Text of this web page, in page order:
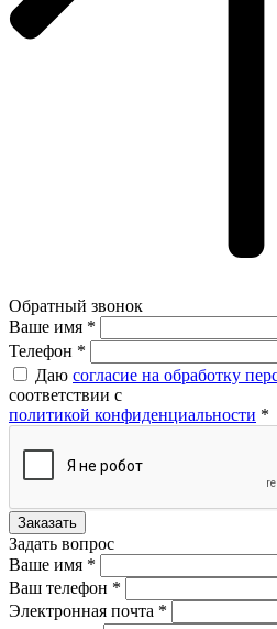
Обратный звонок
Ваше имя *
Ваше имя *
Телефон *
Даю согласие на обработку
соответствии с
политикой конфиденциальности *
Задать вопрос
Ваше имя *
Ваш телефон *
Электронная почта *